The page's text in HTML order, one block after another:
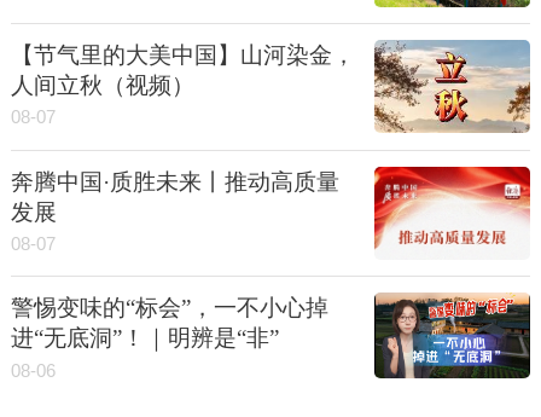
【节气里的大美中国】山河染金，
人间立秋（视频）
08-07
奔腾中国·质胜未来丨推动高质量
发展
08-07
警惕变味的“标会”，一不小心掉
进“无底洞”！｜明辨是“非”
08-06